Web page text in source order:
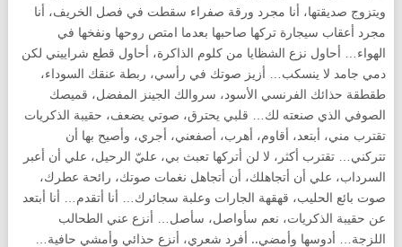
ويتزوج صديقتها، أنا مجرد ورقة صفراء سقطت في فصل الخريف، أنا
مجرد أعقاب سيجارة تركها صاحبها بعدما امتص روحها ونفخها في
الهواء… أحاول نزع الشظايا من كلوم الذاكرة، أحاول قطع شراييني لكن
دمي جامد لا ينسكب… أزيز صوتك في رأسي، ربطة عنقك السوداء،
طقطقة حذائك الفرنسي الأسود، سروالك الجينز المفضل، قميصك
الصوفي الذي صنعته لك… قلبي يحترق، صوتي يضعف، حقيبة الذكريات
تقترب مني، أبتعد، أقاوم، أهرب، أصفعني، أجري، وأصيح بها أن
تتركني… تقترب أكثر، لا لن أتركها تعبث بي، عليّ الرحيل، علي أن أعبر
السرداب، علي أن أتجاهلك، أن أتجاهل نغمات صوتك، رائحة عطرك،
صوت بائع الحليب، قهقهة الجارات وعلبة سجائرك… أنا أتقدم… أنا أبتعد
عن حقيبة الذكريات، نعم سأواصل، سأصل… أنزع عني الطحالب
اللزجة… أدوسها وأمضي.. أفرد شعري، أنزع حذائي وأمشي حافية…